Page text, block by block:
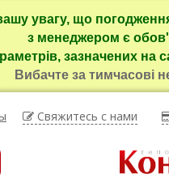
увагу, що
з менеджером є
зазначених на
Вибачте за тимчасові
Свяжитесь с нами